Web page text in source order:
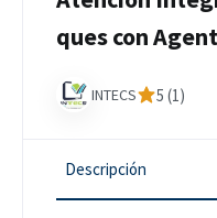
ques con
INTECS 5 (1)
Descripción